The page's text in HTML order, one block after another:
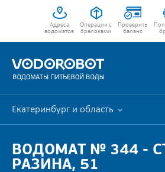
Адреса
водоматов
Операции с
брелоками
Проверить
баланс
Екатеринбург и область
ВОДОМАТ № 344 -
РАЗИНА, 51